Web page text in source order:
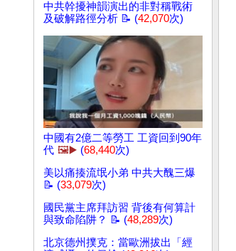
中共幹擾神韻演出的非對稱戰術
及破解路徑分析 📝 (42,070次)
中國有2億二等勞工 工資回到90年
代 🖼️▶️ (68,440次)
美以痛揍流氓小弟 中共大醜三爆
📝 (33,079次)
國民黨主席拜訪習 背後有何算計
與致命陷阱？ 📝 (48,289次)
北京德州撲克：當歐洲拔出「經